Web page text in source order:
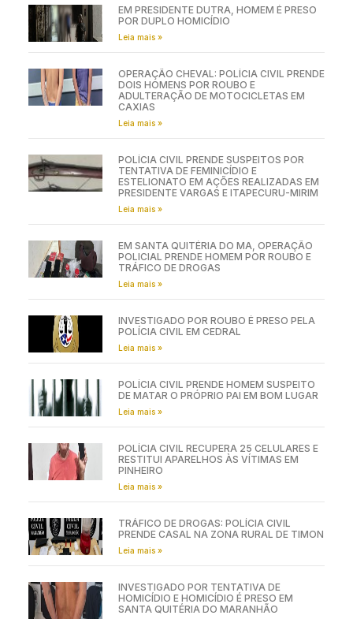
EM PRESIDENTE DUTRA, HOMEM É PRESO
POR DUPLO HOMICÍDIO
Leia mais »
OPERAÇÃO CHEVAL: POLÍCIA CIVIL PRENDE
DOIS HOMENS POR ROUBO E
ADULTERAÇÃO DE MOTOCICLETAS EM
CAXIAS
Leia mais »
POLÍCIA CIVIL PRENDE SUSPEITOS POR
TENTATIVA DE FEMINICÍDIO E
ESTELIONATO EM AÇÕES REALIZADAS EM
PRESIDENTE VARGAS E ITAPECURU-MIRIM
Leia mais »
EM SANTA QUITÉRIA DO MA, OPERAÇÃO
POLICIAL PRENDE HOMEM POR ROUBO E
TRÁFICO DE DROGAS
Leia mais »
INVESTIGADO POR ROUBO É PRESO PELA
POLÍCIA CIVIL EM CEDRAL
Leia mais »
POLÍCIA CIVIL PRENDE HOMEM SUSPEITO
DE MATAR O PRÓPRIO PAI EM BOM LUGAR
Leia mais »
POLÍCIA CIVIL RECUPERA 25 CELULARES E
RESTITUI APARELHOS ÀS VÍTIMAS EM
PINHEIRO
Leia mais »
TRÁFICO DE DROGAS: POLÍCIA CIVIL
PRENDE CASAL NA ZONA RURAL DE TIMON
Leia mais »
INVESTIGADO POR TENTATIVA DE
HOMICÍDIO E HOMICÍDIO É PRESO EM
SANTA QUITÉRIA DO MARANHÃO